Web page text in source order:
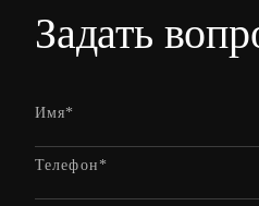
Задать